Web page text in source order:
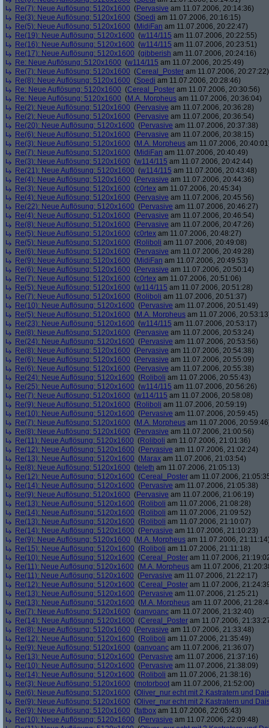
Re(7): Neue Auflösung: 5120x1600 (Pervasive am 11.07.2006, 20:14:36)
Re(3): Neue Auflösung: 5120x1600 (Spedi am 11.07.2006, 20:16:15)
Re(5): Neue Auflösung: 5120x1600 (MidiFan am 11.07.2006, 20:22:47)
Re(19): Neue Auflösung: 5120x1600 (w114/115 am 11.07.2006, 20:22:55)
Re(16): Neue Auflösung: 5120x1600 (w114/115 am 11.07.2006, 20:23:51)
Re(17): Neue Auflösung: 5120x1600 (gibberish am 11.07.2006, 20:24:16)
Re: Neue Auflösung: 5120x1600 (w114/115 am 11.07.2006, 20:25:49)
Re(7): Neue Auflösung: 5120x1600 (Cereal_Poster am 11.07.2006, 20:27:22)
Re(8): Neue Auflösung: 5120x1600 (Spedi am 11.07.2006, 20:28:46)
Re: Neue Auflösung: 5120x1600 (Cereal_Poster am 11.07.2006, 20:30:56)
Re: Neue Auflösung: 5120x1600 (M.A. Morpheus am 11.07.2006, 20:36:04)
Re(2): Neue Auflösung: 5120x1600 (Pervasive am 11.07.2006, 20:36:28)
Re(2): Neue Auflösung: 5120x1600 (Pervasive am 11.07.2006, 20:36:54)
Re(20): Neue Auflösung: 5120x1600 (Pervasive am 11.07.2006, 20:37:38)
Re(6): Neue Auflösung: 5120x1600 (Pervasive am 11.07.2006, 20:38:15)
Re(3): Neue Auflösung: 5120x1600 (M.A. Morpheus am 11.07.2006,
Re(7): Neue Auflösung: 5120x1600 (MidiFan am 11.07.2006, 20:40:49)
Re(3): Neue Auflösung: 5120x1600 (w114/115 am 11.07.2006, 20:42:44)
Re(21): Neue Auflösung: 5120x1600 (w114/115 am 11.07.2006, 20:43:48)
Re(4): Neue Auflösung: 5120x1600 (Pervasive am 11.07.2006, 20:44:36)
Re(3): Neue Auflösung: 5120x1600 (c0rtex am 11.07.2006, 20:45:34)
Re(4): Neue Auflösung: 5120x1600 (Pervasive am 11.07.2006, 20:45:56)
Re(22): Neue Auflösung: 5120x1600 (Pervasive am 11.07.2006, 20:46:27)
Re(4): Neue Auflösung: 5120x1600 (Pervasive am 11.07.2006, 20:46:54)
Re(8): Neue Auflösung: 5120x1600 (Pervasive am 11.07.2006, 20:47:26)
Re(5): Neue Auflösung: 5120x1600 (c0rtex am 11.07.2006, 20:48:27)
Re(5): Neue Auflösung: 5120x1600 (Roliboli am 11.07.2006, 20:49:08)
Re(6): Neue Auflösung: 5120x1600 (Pervasive am 11.07.2006, 20:49:28)
Re(9): Neue Auflösung: 5120x1600 (MidiFan am 11.07.2006, 20:49:53)
Re(6): Neue Auflösung: 5120x1600 (Pervasive am 11.07.2006, 20:50:14)
Re(7): Neue Auflösung: 5120x1600 (c0rtex am 11.07.2006, 20:51:06)
Re(5): Neue Auflösung: 5120x1600 (w114/115 am 11.07.2006, 20:51:28)
Re(7): Neue Auflösung: 5120x1600 (Roliboli am 11.07.2006, 20:51:37)
Re(10): Neue Auflösung: 5120x1600 (Pervasive am 11.07.2006, 20:51:49)
Re(5): Neue Auflösung: 5120x1600 (M.A. Morpheus am 11.07.2006,
Re(23): Neue Auflösung: 5120x1600 (w114/115 am 11.07.2006, 20:53:17)
Re(8): Neue Auflösung: 5120x1600 (Pervasive am 11.07.2006, 20:53:24)
Re(24): Neue Auflösung: 5120x1600 (Pervasive am 11.07.2006, 20:53:56)
Re(8): Neue Auflösung: 5120x1600 (Pervasive am 11.07.2006, 20:54:38)
Re(6): Neue Auflösung: 5120x1600 (Pervasive am 11.07.2006, 20:55:09)
Re(6): Neue Auflösung: 5120x1600 (Pervasive am 11.07.2006, 20:55:38)
Re(24): Neue Auflösung: 5120x1600 (Roliboli am 11.07.2006, 20:55:43)
Re(25): Neue Auflösung: 5120x1600 (w114/115 am 11.07.2006, 20:56:26)
Re(7): Neue Auflösung: 5120x1600 (w114/115 am 11.07.2006, 20:58:08)
Re(9): Neue Auflösung: 5120x1600 (Roliboli am 11.07.2006, 20:59:19)
Re(10): Neue Auflösung: 5120x1600 (Pervasive am 11.07.2006, 20:59:45)
Re(7): Neue Auflösung: 5120x1600 (M.A. Morpheus am 11.07.2006,
Re(8): Neue Auflösung: 5120x1600 (Pervasive am 11.07.2006, 21:00:56)
Re(11): Neue Auflösung: 5120x1600 (Roliboli am 11.07.2006, 21:01:36)
Re(12): Neue Auflösung: 5120x1600 (Pervasive am 11.07.2006, 21:02:24)
Re(13): Neue Auflösung: 5120x1600 (Marax am 11.07.2006, 21:03:54)
Re(8): Neue Auflösung: 5120x1600 (teleth am 11.07.2006, 21:05:13)
Re(12): Neue Auflösung: 5120x1600 (Cereal_Poster am 11.07.2006,
Re(14): Neue Auflösung: 5120x1600 (Pervasive am 11.07.2006, 21:05:38)
Re(9): Neue Auflösung: 5120x1600 (Pervasive am 11.07.2006, 21:06:19)
Re(13): Neue Auflösung: 5120x1600 (Roliboli am 11.07.2006, 21:08:28)
Re(14): Neue Auflösung: 5120x1600 (Roliboli am 11.07.2006, 21:09:52)
Re(13): Neue Auflösung: 5120x1600 (Roliboli am 11.07.2006, 21:10:07)
Re(14): Neue Auflösung: 5120x1600 (Pervasive am 11.07.2006, 21:10:23)
Re(9): Neue Auflösung: 5120x1600 (M.A. Morpheus am 11.07.2006,
Re(15): Neue Auflösung: 5120x1600 (Roliboli am 11.07.2006, 21:11:18)
Re(10): Neue Auflösung: 5120x1600 (Cereal_Poster am 11.07.2006,
Re(11): Neue Auflösung: 5120x1600 (M.A. Morpheus am 11.07.2006,
Re(11): Neue Auflösung: 5120x1600 (Pervasive am 11.07.2006, 21:22:17)
Re(12): Neue Auflösung: 5120x1600 (Cereal_Poster am 11.07.2006,
Re(13): Neue Auflösung: 5120x1600 (Pervasive am 11.07.2006, 21:25:21)
Re(13): Neue Auflösung: 5120x1600 (M.A. Morpheus am 11.07.2006,
Re(7): Neue Auflösung: 5120x1600 (oanvoanc am 11.07.2006, 21:32:40)
Re(14): Neue Auflösung: 5120x1600 (Cereal_Poster am 11.07.2006,
Re(8): Neue Auflösung: 5120x1600 (Pervasive am 11.07.2006, 21:33:48)
Re(12): Neue Auflösung: 5120x1600 (Roliboli am 11.07.2006, 21:35:49)
Re(9): Neue Auflösung: 5120x1600 (oanvoanc am 11.07.2006, 21:36:07)
Re(13): Neue Auflösung: 5120x1600 (Pervasive am 11.07.2006, 21:37:16)
Re(10): Neue Auflösung: 5120x1600 (Pervasive am 11.07.2006, 21:38:09)
Re(14): Neue Auflösung: 5120x1600 (Roliboli am 11.07.2006, 21:38:16)
Re(3): Neue Auflösung: 5120x1600 (motorboot am 11.07.2006, 21:52:00)
Re(6): Neue Auflösung: 5120x1600 (Oliver_nur echt mit 2 Kastratern und
Re(9): Neue Auflösung: 5120x1600 (Oliver_nur echt mit 2 Kastratern und
Re(9): Neue Auflösung: 5120x1600 (fatbox am 11.07.2006, 22:05:43)
Re(10): Neue Auflösung: 5120x1600 (Pervasive am 11.07.2006, 22:09:48)